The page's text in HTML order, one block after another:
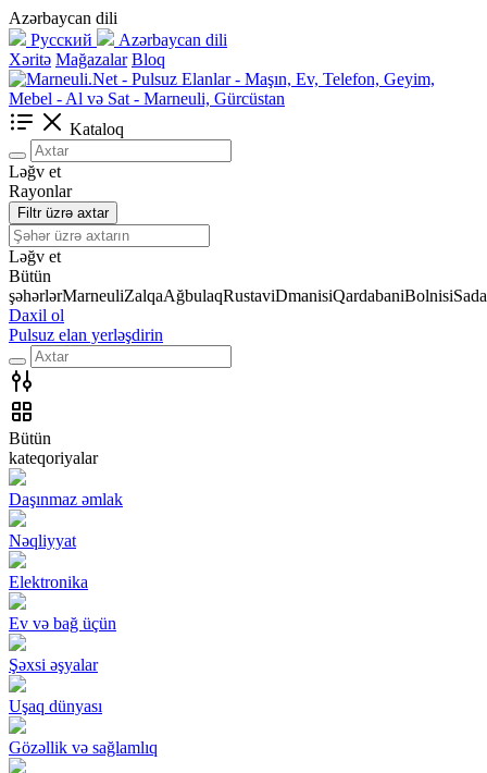
Azərbaycan dili
Русский
Azərbaycan dili
Xəritə Mağazalar Bloq
Kataloq
Ləğv et
Rayonlar
Filtr üzrə axtar
Ləğv et
Bütün
şəhərlərMarneuliZalqaAğbulaqRustaviDmanisiQardabaniBolnisi
Daxil ol
Pulsuz elan yerləşdirin
Bütün
kateqoriyalar
Daşınmaz əmlak
Nəqliyyat
Elektronika
Ev və bağ üçün
Şəxsi əşyalar
Uşaq dünyası
Gözəllik və sağlamlıq